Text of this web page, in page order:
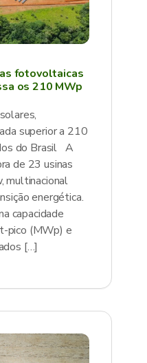
fotovoltaicas
os 210 MWp
superior a 210
do Brasil A
de 23 usinas
multinacional
energética.
capacidade
pico (MWp) e
[…]